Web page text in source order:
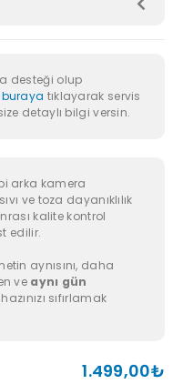
desteği olup
buraya tıklayarak servis
detaylı bilgi versin.
arka kamera
ve toza dayanıklılık
kalite kontrol
edilir.
aynısını, daha
ve aynı gün
sıfırlamak
1.499,00₺